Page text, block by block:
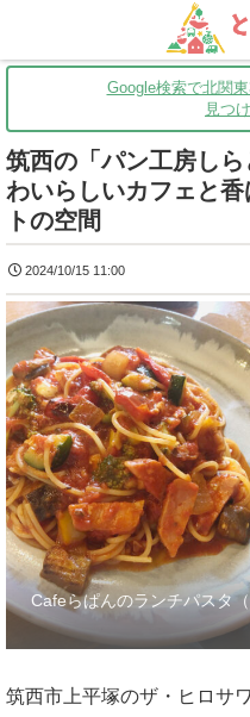
茨城 グ
Google検索で北関
見つ
筑西の「パン工房し
わいらしいカフェと
トの空間
2024/10/15 11:00
Cafeらぱんのランチパスタ
筑西市上平塚のザ・ヒロサ